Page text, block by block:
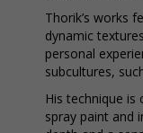
Thorik’s works
dynamic
personal
subcultures,
His technique is
spray paint and